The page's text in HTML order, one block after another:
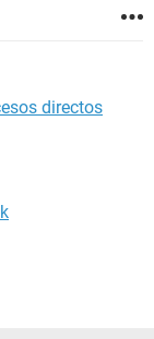
directos